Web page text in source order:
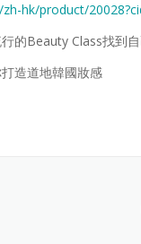
hk/product/
的Beauty Class找到
造道地韓國妝感